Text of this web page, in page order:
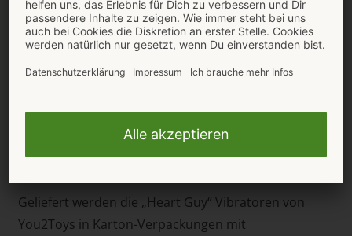
cm, Gewicht 244 g.
Heart Guy Pink (Artikelnummer 54050250000)
Gesamtlänge 19 cm, Einführlänge 17 cm, Ø max. 4
Gesamtlänge 19,5 cm, Einführlänge 17,5 cm, Ø max.
Geliefert werden die „Heart Guy“ Vibratoren von
You2Toys in Karton-Verpackungen mit